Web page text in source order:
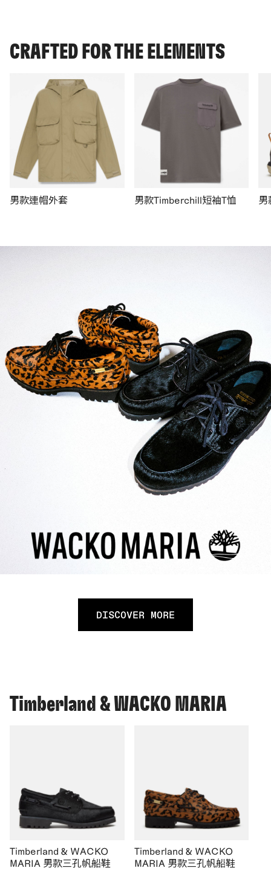
CRAFTED FOR THE ELEMENTS
男款連帽外套 男款Timberchill短袖T恤 男
DISCOVER MORE
Timberland & WACKO MARIA
Timberland & WACKO
MARIA 男款三孔帆船鞋
Timberland & WACKO
MARIA 男款三孔帆船鞋